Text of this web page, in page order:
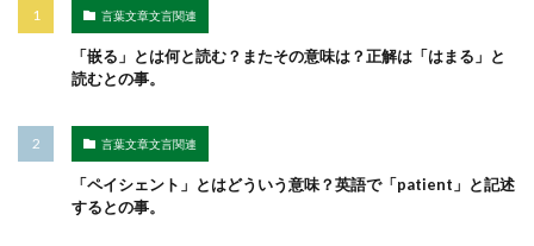
言葉文章文言関連
「嵌る」とは何と読む？またその意味は？正解は「はまる」と
読むとの事。
言葉文章文言関連
「ペイシェント」とはどういう意味？英語で「patient」と記述
するとの事。